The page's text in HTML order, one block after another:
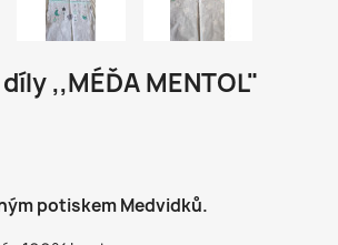
,,MÉĎA MENTOL"
potiskem Medvidků.